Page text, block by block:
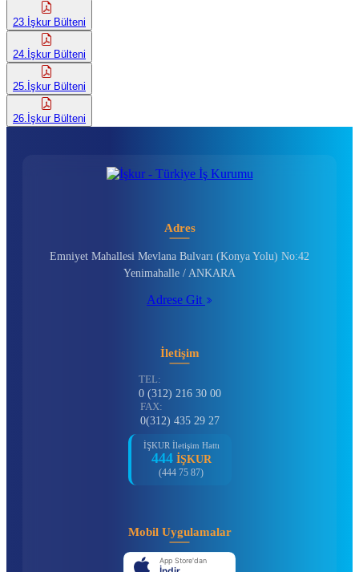
23.İşkur Bülteni
24.İşkur Bülteni
25.İşkur Bülteni
26.İşkur Bülteni
Adres
Emniyet Mahallesi Mevlana Bulvarı (Konya Yolu) No:42
Yenimahalle / ANKARA
Adrese Git
İletişim
TEL:
0 (312) 216 30 00
FAX:
0(312) 435 29 27
İŞKUR İletişim Hattı
444 İŞKUR
(444 75 87)
Mobil Uygulamalar
App Store'dan